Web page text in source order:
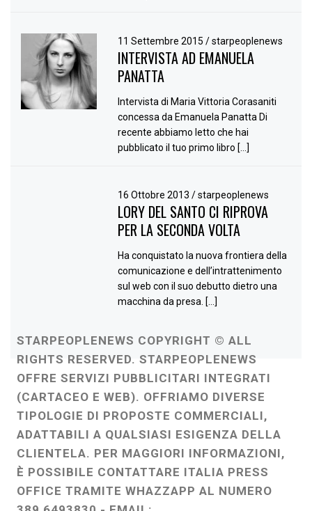
11 Settembre 2015/ starpeoplenews
INTERVISTA AD EMANUELA
PANATTA
Intervista di Maria Vittoria Corasaniti
concessa da Emanuela Panatta Di
recente abbiamo letto che hai
pubblicato il tuo primo libro […]
16 Ottobre 2013/ starpeoplenews
LORY DEL SANTO CI RIPROVA
PER LA SECONDA VOLTA
Ha conquistato la nuova frontiera della
comunicazione e dell’intrattenimento
sul web con il suo debutto dietro una
macchina da presa. […]
STARPEOPLENEWS COPYRIGHT © ALL
RIGHTS RESERVED. STARPEOPLENEWS
OFFRE SERVIZI PUBBLICITARI INTEGRATI
(CARTACEO E WEB). OFFRIAMO DIVERSE
TIPOLOGIE DI PROPOSTE COMMERCIALI,
ADATTABILI A QUALSIASI ESIGENZA DELLA
CLIENTELA. PER MAGGIORI INFORMAZIONI,
È POSSIBILE CONTATTARE ITALIA PRESS
OFFICE TRAMITE WHAZZAPP AL NUMERO